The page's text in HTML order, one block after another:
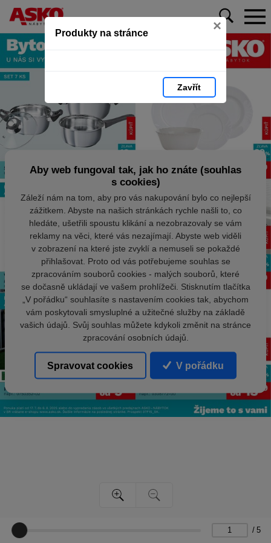
Produkty na stránce ×
Zavřít
/ 5
Aby web fungoval tak, jak ho znáte (souhlas
s cookies)
Záleží nám na tom, aby pro vás nakupování bylo co nejlepší
zážitkem. Abyste na našich stránkách rychle našli to, co
hledáte, ušetřili spoustu klikání a nezobrazovaly se vám
reklamy na věci, které vás nezajímají. Abyste web viděli
v zobrazení na které jste zvyklí a nemuseli se pokaždé
přihlašovat. Proto od vás potřebujeme souhlas se
zpracováním souborů cookies - malých souborů, které
se dočasně ukládají ve vašem prohlížeči. Stisknutím tlačítka
„V pořádku“ souhlasíte s nastavením cookies tak, abychom
vám poskytovali smysluplné a užitečné služby na základě
vašich údajů. Svůj souhlas můžete kdykoli změnit na stránce
zpracování osobních údajů.
Spravovat cookies V pořádku